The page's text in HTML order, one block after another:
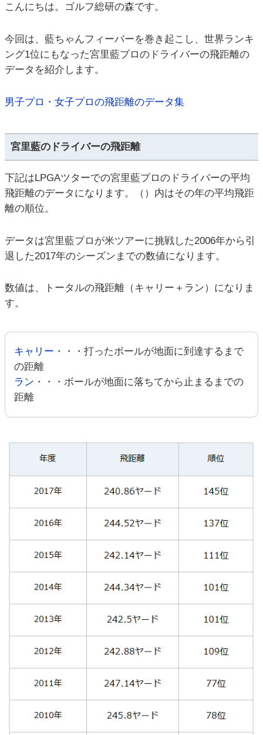
こんにちは。ゴルフ総研の森です。
今回は、藍ちゃんフィーバーを巻き起こし、世界ランキ
ング1位にもなった宮里藍プロのドライバーの飛距離の
データを紹介します。
男子プロ・女子プロの飛距離のデータ集
宮里藍のドライバーの飛距離
下記はLPGAツターでの宮里藍プロのドライバーの平均
飛距離のデータになります。（）内はその年の平均飛距
離の順位。
データは宮里藍プロが米ツアーに挑戦した2006年から引
退した2017年のシーズンまでの数値になります。
数値は、トータルの飛距離（キャリー＋ラン）になりま
す。
キャリー ・・・打ったボールが地面に到達するまで
の距離
ラン ・・・ボールが地面に落ちてから止まるまでの
距離